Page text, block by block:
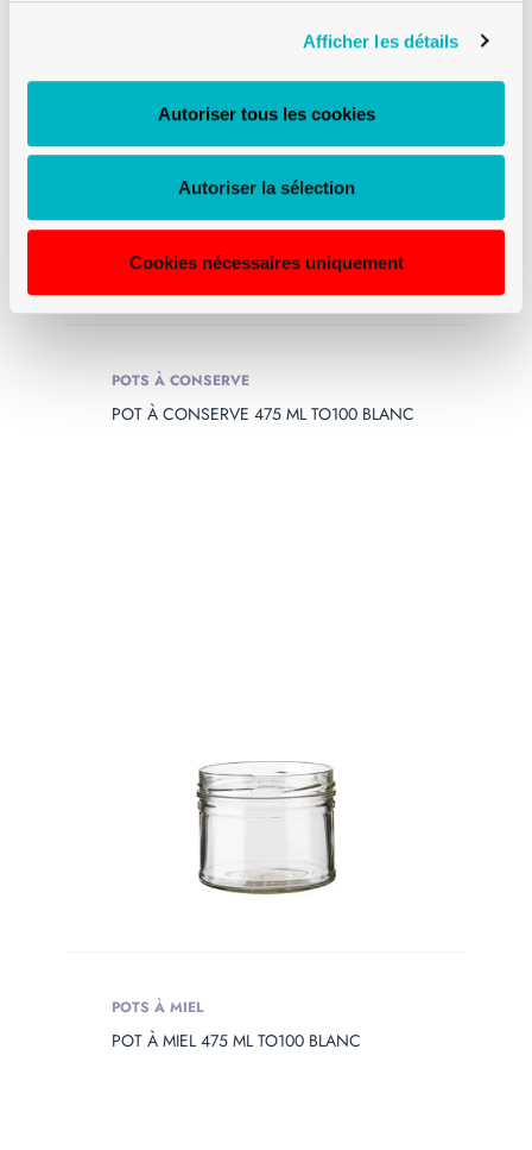
Afficher les détails
Autoriser tous les cookies
Autoriser la sélection
Cookies nécessaires uniquement
POTS À CONSERVE
POT À CONSERVE 475 ML TO100 BLANC
POTS À MIEL
POT À MIEL 475 ML TO100 BLANC